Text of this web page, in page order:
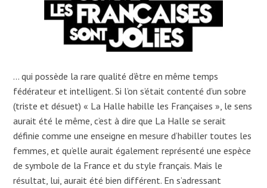
… qui possède la rare qualité d’être en même temps
fédérateur et intelligent. Si l’on s’était contenté d’un sobre
(triste et désuet) « La Halle habille les Françaises », le sens
aurait été le même, c’est à dire que La Halle se serait
définie comme une enseigne en mesure d’habiller toutes les
femmes, et qu’elle aurait également représenté une espèce
de symbole de la France et du style français. Mais le
résultat, lui, aurait été bien différent. En s’adressant